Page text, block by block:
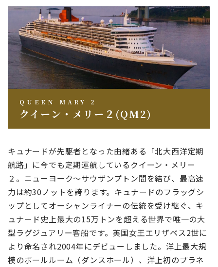
QUEEN MARY 2
クイーン・メリー２(QM2)
キュナードが先駆者となった由緒ある「北大西洋定期
航路」に今でも定期運航しているクイーン・メリー
２。ニューヨーク～サウザンプトン間を結び、最高速
力は約30ノットを誇ります。キュナードのフラッグシ
ップとしてオーシャンライナーの伝統を受け継ぐ、キ
ュナード史上最大の15万トンを超える世界で唯一の大
型ラグジュアリー客船です。英国女王エリザベス2世に
より命名され2004年にデビューしました。洋上最大規
模のボールルーム（ダンスホール）、洋上初のプラネ